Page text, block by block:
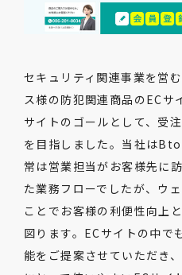
セキュリティ関連事業を営
ス様の防犯関連商品のECサ
サイトのゴールとして、受
を目指しました。当社は
常は営業担当がお客様先に
た業務フローでしたが、ウ
ことでお客様の利便性向上
図ります。ECサイトの中
能をご提案させていただき